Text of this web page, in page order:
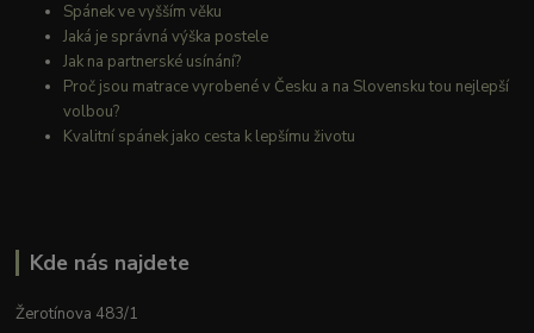
Spánek ve vyšším věku
Jaká je správná výška postele
Jak na partnerské usínání?
Proč jsou matrace vyrobené v Česku a na Slovensku tou nejlepší
volbou?
Kvalitní spánek jako cesta k lepšímu životu
Kde nás najdete
Žerotínova 483/1